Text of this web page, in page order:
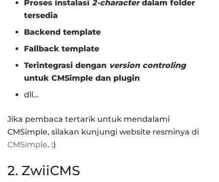
Proses instalasi2-characterdalam folder
tersedia
Backend template
Fallback template
Terintegrasi dengan version controling
untuk CMSimple dan plugin
dll…
Jika pembaca tertarik untuk mendalami
CMSimple, silakan kunjungi website resminya di
CMSimple. :)
2. ZwiiCMS